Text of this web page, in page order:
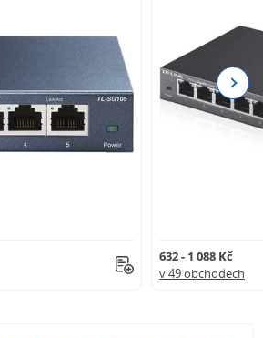
632 - 1 088 Kč
v 49 obchodech
Next